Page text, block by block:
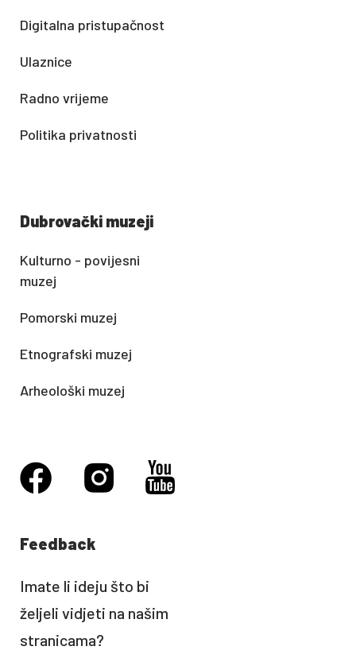
Digitalna pristupačnost
Ulaznice
Radno vrijeme
Politika privatnosti
Dubrovački muzeji
Kulturno - povijesni
muzej
Pomorski muzej
Etnografski muzej
Arheološki muzej
Feedback
Imate li ideju što bi
željeli vidjeti na našim
stranicama?